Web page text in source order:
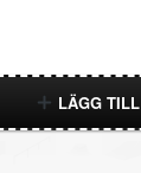
LÄGG TILL